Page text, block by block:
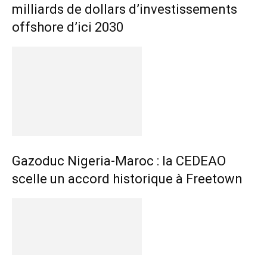
milliards de dollars d’investissements
offshore d’ici 2030
Gazoduc Nigeria-Maroc : la CEDEAO
scelle un accord historique à Freetown